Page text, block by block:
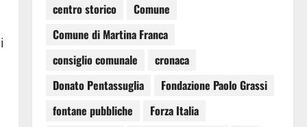
centro storico
Comune
Comune di Martina Franca
consiglio comunale
cronaca
Donato Pentassuglia
Fondazione Paolo Grassi
fontane pubbliche
Forza Italia